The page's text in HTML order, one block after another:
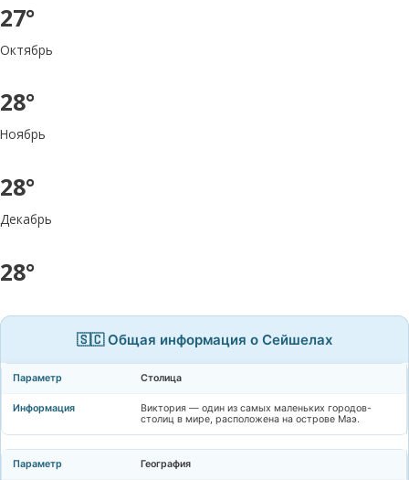
27°
Октябрь
28°
Ноябрь
28°
Декабрь
28°
🇸🇨 Общая информация о Сейшелах
Столица
Виктория — один из самых маленьких городов-
столиц в мире, расположена на острове Маэ.
География